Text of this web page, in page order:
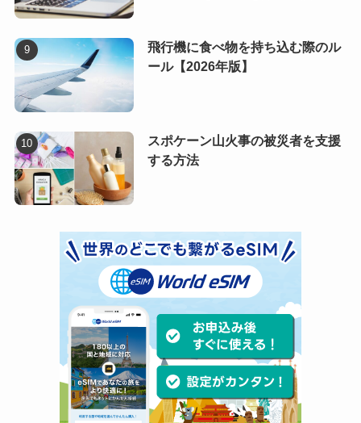
飛行機に食べ物を持ち込む際のル
ール【2026年版】
スポケーン山火事の被災者を支援
する方法